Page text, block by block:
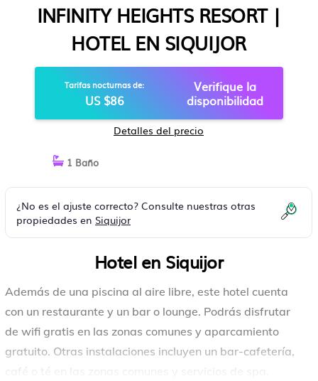
INFINITY HEIGHTS RESORT |
HOTEL EN SIQUIJOR
Tarifas nocturnas de:
US $86
Verifique la
disponibilidad
Detalles del precio
1 Baño
¿No es el ajuste correcto? Consulte nuestras otras
propiedades en Siquijor
Hotel en Siquijor
Además de una piscina al aire libre, este hotel cuenta
con un restaurante y un bar o lounge. Podrás disfrutar
de wifi gratis en las zonas comunes y aparcamiento
gratuito. Otras instalaciones incluyen un bar-cafetería,
café o té en las zonas comunes y servicios de spa.